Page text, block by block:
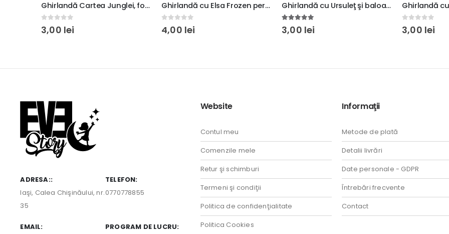
Ghirlandă cu Elsa Frozen personalizată, formă dreptunghi, 28x20cm, carton Fotografic Premium 240g
0 out of 5
4,00 lei
Ghirlandă cu Ursuleţ şi baloane, fundal verde, 28x13cm, formă triunghi, panglică inclusă
5.00 out of 5
3,00 lei
Ghirlandă cu animăluţe în balon, formă triunghi, 28x13cm, Carton Fotografic Premium 240g, culoare roz
0 out of 5
3,00 lei 0 out of 5
3,00 lei
ADRESA::
Iaşi, Calea Chişinăului, nr.
35
TELEFON:
0770778855
EMAIL: PROGRAM DE LUCRU:
Website
Contul meu
Comenzile mele
Retur şi schimburi
Termeni şi condiţii
Politica de confidenţialitate
Politica Cookies
Informaţii
Metode de plată
Detalii livrări
Date personale - GDPR
Întrebări frecvente
Contact